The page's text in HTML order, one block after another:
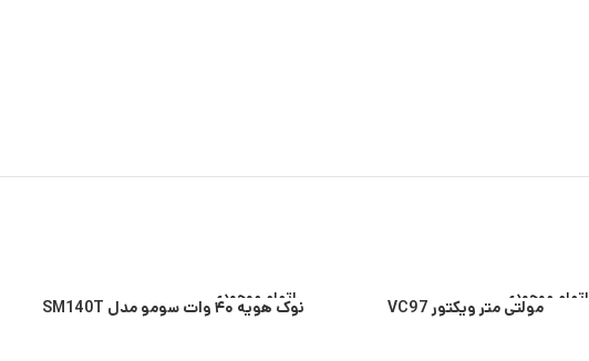
اتمام موجودیمولتی متر ویکتور VC97 اتمام موجودی
نوک هویه ۴۰ وات سومو مدل SM140T